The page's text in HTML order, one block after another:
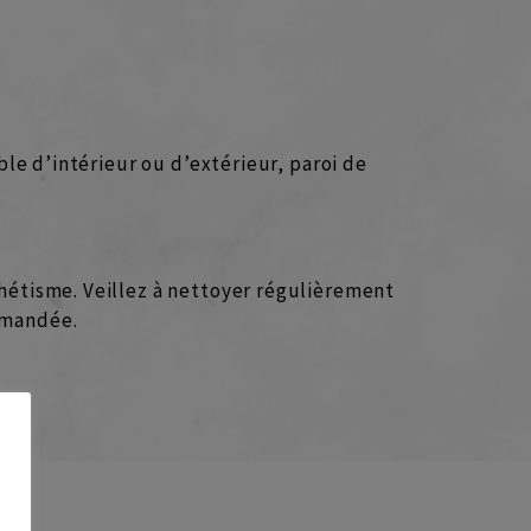
d’intérieur ou d’extérieur, paroi de
Veillez à nettoyer régulièrement